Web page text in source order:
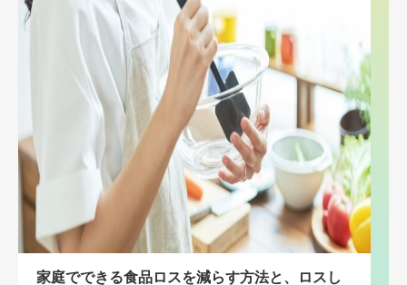
家庭でできる食品ロスを減らす方法と、ロスし